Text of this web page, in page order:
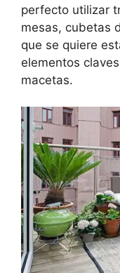
perfecto utilizar
mesas, cubetas
que se quiere
elementos
macetas.